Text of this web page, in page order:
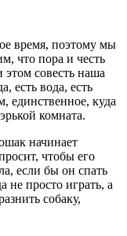
время, поэтому мы
что пора и честь
этом совесть наша
есть вода, есть
единственное, куда
комната.
начинает
чтобы его
если бы он спать
просто играть, а
собаку,